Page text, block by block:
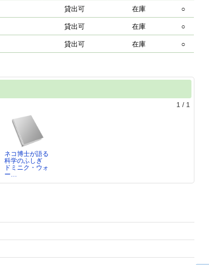
貸出可 在庫 ○
貸出可 在庫 ○
貸出可 在庫 ○
1 / 1
ネコ博士が語る
科学のふしぎ
ドミニク・ウォ
ー…